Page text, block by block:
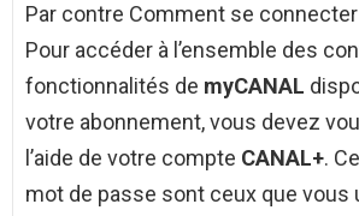
Par contre Comment se connecter
Pour accéder à l’ensemble des
fonctionnalités de myCANAL
votre abonnement, vous devez
l’aide de votre compte CANAL+.
mot de passe sont ceux que vous